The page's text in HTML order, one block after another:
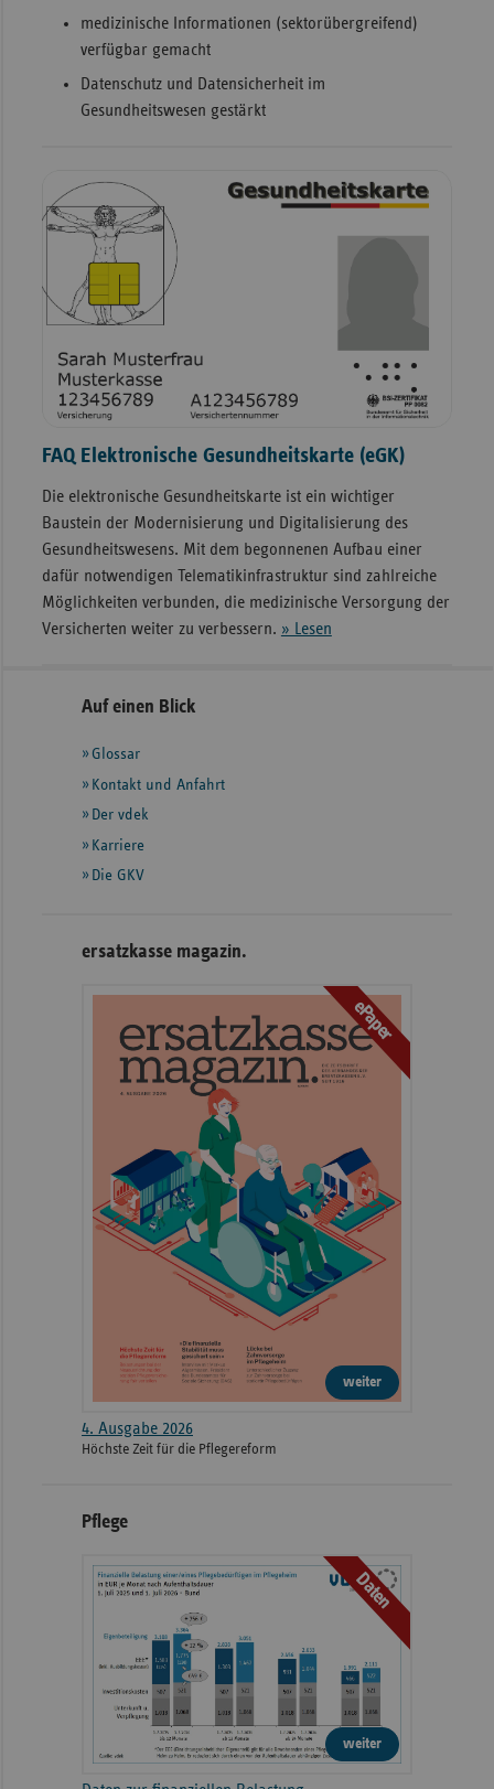
medizinische Informationen (sektorübergreifend)
verfügbar gemacht
Datenschutz und Datensicherheit im
Gesundheitswesen gestärkt
FAQ Elektronische Gesundheitskarte (eGK)
Die elektronische Gesundheitskarte ist ein wichtiger
Baustein der Modernisierung und Digitalisierung des
Gesundheitswesens. Mit dem begonnenen Aufbau einer
dafür notwendigen Telematikinfrastruktur sind zahlreiche
Möglichkeiten verbunden, die medizinische Versorgung der
Versicherten weiter zu verbessern. » Lesen
Seitennavigation
Seitenleiste
weiteren
Informationen
Auf einen Blick
Glossar
Kontakt und Anfahrt
Der vdek
Karriere
Die GKV
ersatzkasse magazin.
ePaper
weiter
4. Ausgabe 2026
Höchste Zeit für die Pflegereform
Pflege
Daten
weiter